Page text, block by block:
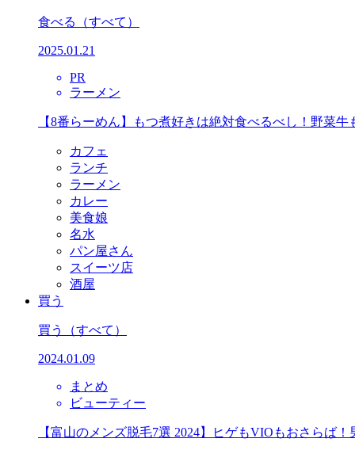
食べる （すべて）
2025.01.21
PR
ラーメン
【8番らーめん】もつ煮好きは絶対食べるべし！野菜
カフェ
ランチ
ラーメン
カレー
美食娘
名水
パン屋さん
スイーツ店
酒屋
買う
買う （すべて）
2024.01.09
まとめ
ビューティー
【富山のメンズ脱毛7選 2024】ヒゲもVIOもおさらば